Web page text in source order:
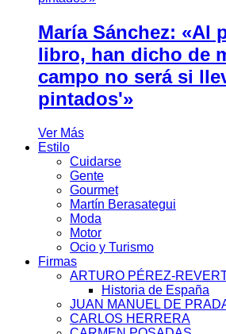
María Sánchez: «Al
libro, han dicho de
campo no será si
pintados'»
Ver Más
Estilo
Cuidarse
Gente
Gourmet
Martín Berasategui
Moda
Motor
Ocio y Turismo
Firmas
ARTURO PÉREZ-
Historia de España
JUAN MANUEL DE
CARLOS HERRERA